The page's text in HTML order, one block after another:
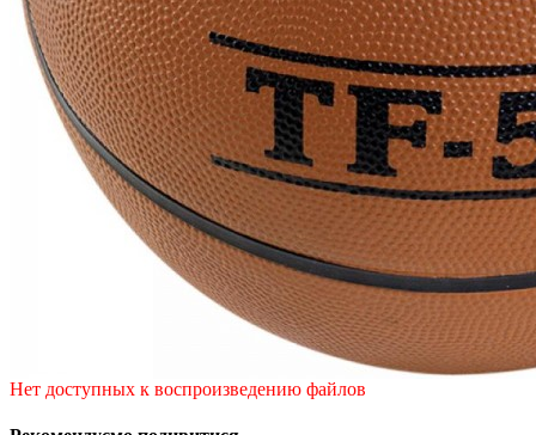
Нет доступных к воспроизведению файлов